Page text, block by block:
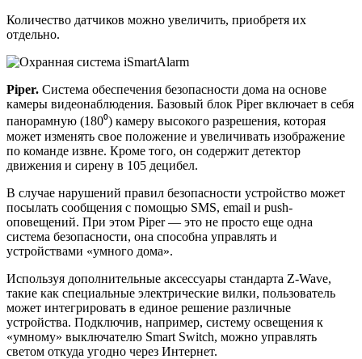
Количество датчиков можно увеличить, приобретя их
отдельно.
Piper. Система обеспечения безопасности дома на основе
камеры видеонаблюдения. Базовый блок Piper включает в себя
панорамную (180⁰) камеру высокого разрешения, которая
может изменять свое положение и увеличивать изображение
по команде извне. Кроме того, он содержит детектор
движения и сирену в 105 децибел.
В случае нарушений правил безопасности устройство может
посылать сообщения с помощью SMS, email и push-
оповещений. При этом Piper — это не просто еще одна
система безопасности, она способна управлять и
устройствами «умного дома».
Используя дополнительные аксессуары стандарта Z-Wave,
такие как специальные электрические вилки, пользователь
может интегрировать в единое решение различные
устройства. Подключив, например, систему освещения к
«умному» выключателю Smart Switch, можно управлять
светом откуда угодно через Интернет.